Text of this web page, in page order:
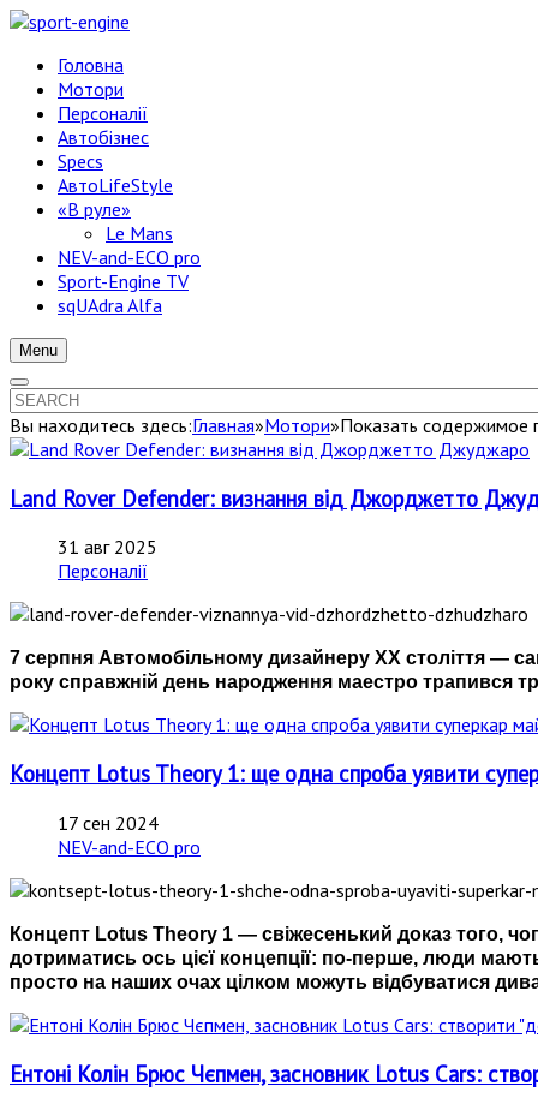
Головна
Мотори
Персоналії
Автобізнес
Specs
АвтоLifeStyle
«В руле»
Le Mans
NEV-and-ECO pro
Sport-Engine TV
sqUAdra Alfa
Menu
Вы находитесь здесь:Главная»Мотори»Показать содержимое
Land Rover Defender: визнання від Джорджетто
31 авг 2025
Персоналії
7 серпня Автомобільному дизайнеру ХХ століття —
року справжній день народження маестро трапився
Концепт Lotus Theory 1: ще одна спроба уявити
17 сен 2024
NEV-and-ECO pro
Концепт Lotus Theory 1 — свіжесенький доказ того,
дотриматись ось цієї концепції: по-перше, люди
просто на наших очах цілком можуть відбуватися
Ентоні Колін Брюс Чєпмен, засновник Lotus Cars: